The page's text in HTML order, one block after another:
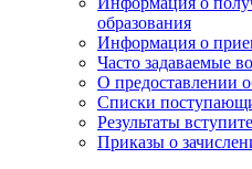
образования
Информация о
Часто задаваемые
О предоставлении
Списки
Результаты
Приказы о